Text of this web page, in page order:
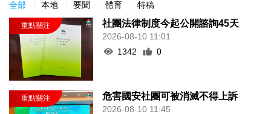
全部 本地 要聞 體育 特稿
社團法律制度今起公開諮詢45天
2026-08-10 11:01
1342
0
危害國安社團可被消滅不得上訴
2026-08-10 11:45